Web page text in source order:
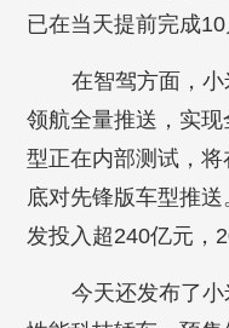
已在当天提前完成10
在智驾方面，
领航全量推送，实
型正在内部测试，
底对先锋版车型推
发投入超240亿元，
今天还发布了